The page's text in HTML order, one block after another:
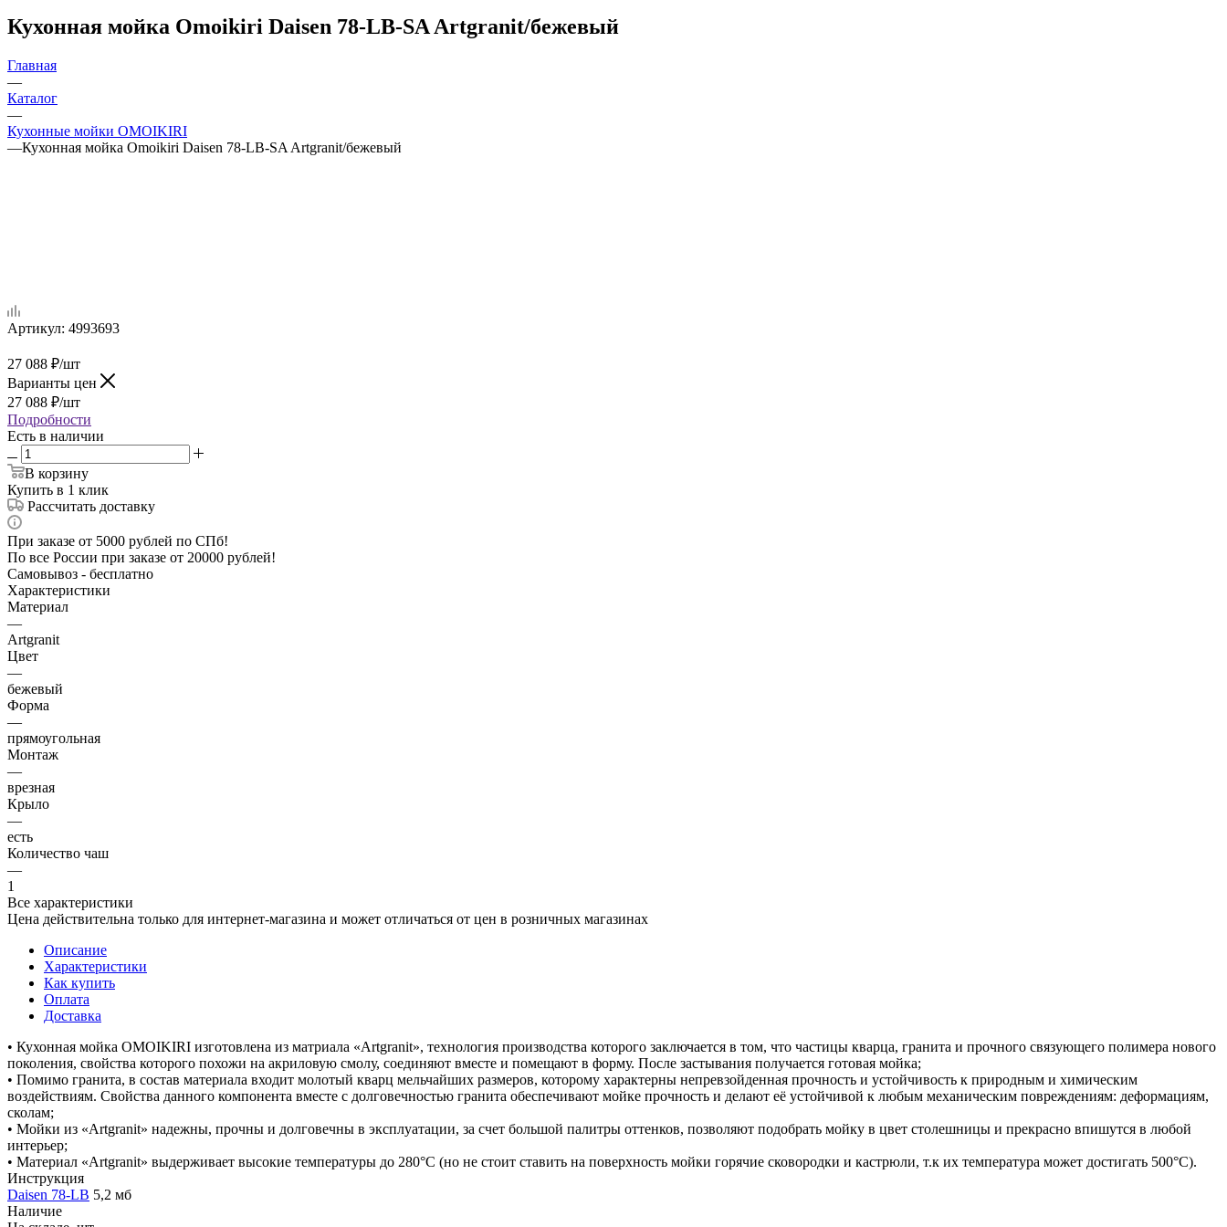
Кухонная мойка Omoikiri Daisen 78-LB-SA Artgranit/бежевый
Главная
—
Каталог
—
Кухонные мойки OMOIKIRI
—Кухонная мойка Omoikiri Daisen 78-LB-SA Artgranit/бежевый
Артикул: 4993693
27 088 ₽/шт
Варианты цен
27 088 ₽/шт
Подробности
Есть в наличии
В корзину
Купить в 1 клик
Рассчитать доставку
При заказе от 5000 рублей по СПб!
По все России при заказе от 20000 рублей!
Самовывоз - бесплатно
Характеристики
Материал
—
Artgranit
Цвет
—
бежевый
Форма
—
прямоугольная
Монтаж
—
врезная
Крыло
—
есть
Количество чаш
—
1
Все характеристики
Цена действительна только для интернет-магазина и может отличаться от цен в розничных магазинах
Описание
Характеристики
Как купить
Оплата
Доставка
• Кухонная мойка OMOIKIRI изготовлена из матриала «Artgranit», технология производства которого заключается в том, что частицы кварца, гранита и прочного связующего полимера нового
поколения, свойства которого похожи на акриловую смолу, соединяют вместе и помещают в форму. После застывания получается готовая мойка;
• Помимо гранита, в состав материала входит молотый кварц мельчайших размеров, которому характерны непревзойденная прочность и устойчивость к природным и химическим
воздействиям. Свойства данного компонента вместе с долговечностью гранита обеспечивают мойке прочность и делают её устойчивой к любым механическим повреждениям: деформациям,
сколам;
• Мойки из «Artgranit» надежны, прочны и долговечны в эксплуатации, за счет большой палитры оттенков, позволяют подобрать мойку в цвет столешницы и прекрасно впишутся в любой
интерьер;
• Материал «Artgranit» выдерживает высокие температуры до 280°С (но не стоит ставить на поверхность мойки горячие сковородки и кастрюли, т.к их температура может достигать 500°С).
Инструкция
Daisen 78-LB 5,2 мб
Наличие